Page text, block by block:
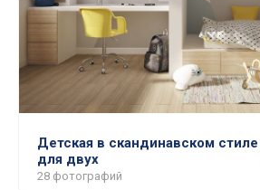
Детская в скандинавском стиле
для двух
28 фотографий